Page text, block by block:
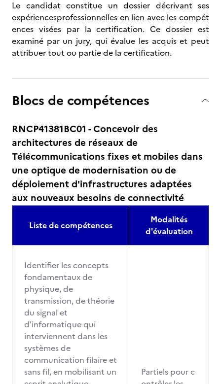
Le candidat constitue un dossier décrivant ses
expériencesprofessionnelles en lien avec les compét
ences visées par la certification. Ce dossier est
examiné par un jury, qui évalue les acquis et peut
attribuer tout ou partie de la certification.
Blocs de compétences
RNCP41381BC01 - Concevoir des
architectures de réseaux de
Télécommunications fixes et mobiles dans
une optique de modernisation ou de
déploiement d'infrastructures adaptées
aux nouveaux besoins de connectivité
Liste de compétences
Modalités
d'évaluation
Identifier les concepts
fondamentaux de
physique, de
transmission, de théorie
du signal et
d'informatique qui
interviennent dans les
systèmes de
communication filaire et
sans fil, en mobilisant un
Partiels pour c